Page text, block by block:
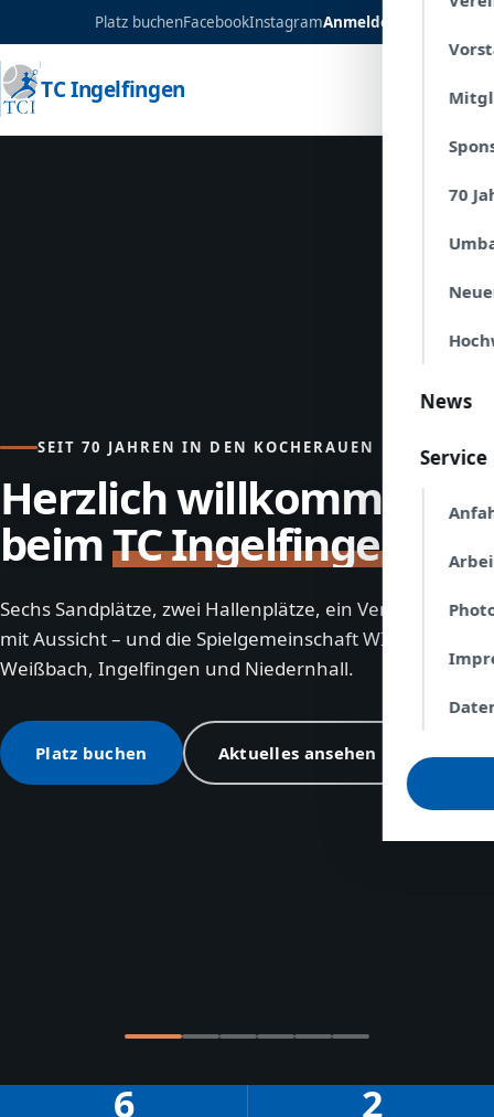
Platz buchenFacebookInstagramAnmelden
TC Ingelfingen
70
News
Service
SEIT 70 JAHREN IN DEN KOCHERAUEN
Herzlich willkommen
beimTC Ingelfingen
Sechs Sandplätze, zwei Hallenplätze, ein Vereinsheim
mit Aussicht – und die Spielgemeinschaft WIN aus
Weißbach, Ingelfingen und Niedernhall.
Platz buchen Aktuelles ansehen
6 2